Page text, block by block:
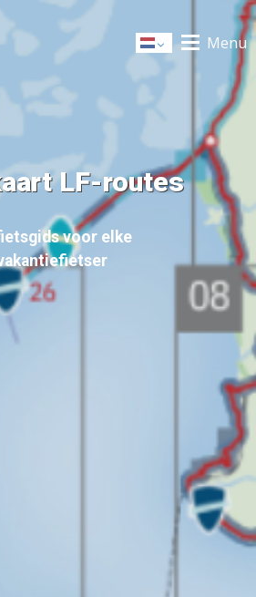
Dutch Menu
LF-routes
voor elke